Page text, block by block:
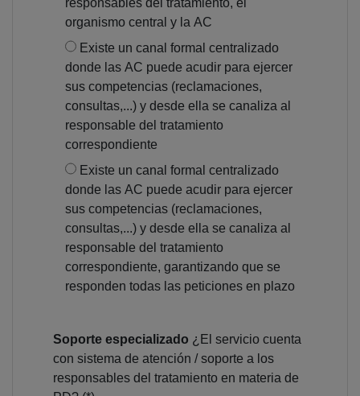
organismo central y la AC
Existe un canal formal centralizado
donde las AC puede acudir para ejercer
sus competencias (reclamaciones,
consultas,...) y desde ella se canaliza al
responsable del tratamiento
correspondiente
Existe un canal formal centralizado
donde las AC puede acudir para ejercer
sus competencias (reclamaciones,
consultas,...) y desde ella se canaliza al
responsable del tratamiento
correspondiente, garantizando que se
responden todas las peticiones en plazo
Soporte especializado ¿El servicio cuenta
con sistema de atención / soporte a los
responsables del tratamiento en materia de